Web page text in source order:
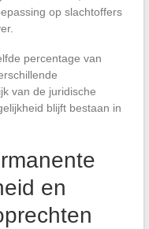
op slachtoffers
percentage van
van de juridische
blijft bestaan in
en